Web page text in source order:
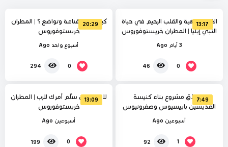
13:17
الغيرة الإلهية والقلب الرحيم في حياة
النبي إيليا | المطران خريستوفوروس
3 أيام Ago
0
46
20:29
كيف نحيا بقناعة وتواضع ؟ | المطران
خريستوفوروس
أسبوع واحد Ago
0
294
7:49
إنطلاق مشروع بناء كنيسة
القديسين باييسيوس وصفرونيوس
وبورفيريوس | المطران
خريستوفوروس
أسبوعين Ago
1
92
13:09
100
لا تخاف بل سلّم أمرك للرب | المطران
خريستوفوروس
أسبوعين Ago
0
199